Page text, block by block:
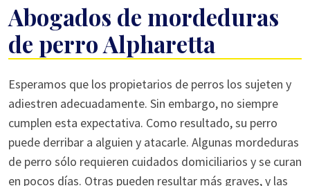
Abogados de mordeduras
de perro Alpharetta
Esperamos que los propietarios de perros los sujeten y
adiestren adecuadamente. Sin embargo, no siempre
cumplen esta expectativa. Como resultado, su perro
puede derribar a alguien y atacarle. Algunas mordeduras
de perro sólo requieren cuidados domiciliarios y se curan
en pocos días. Otras pueden resultar más graves, y las